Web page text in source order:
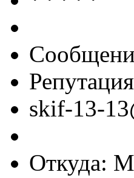
skif-13-
Откуда: